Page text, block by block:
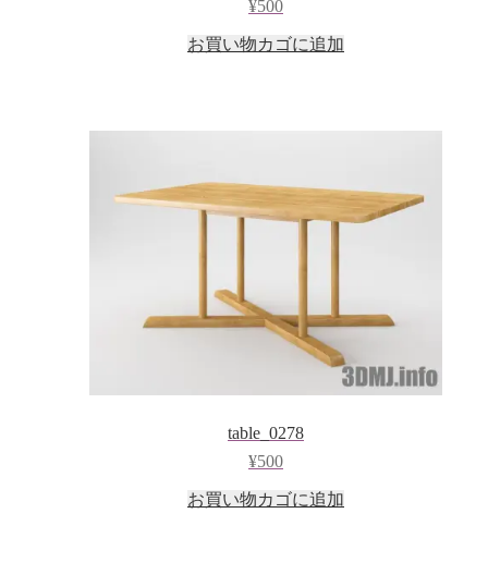
¥500
お買い物カゴに追加
table_0278
¥500
お買い物カゴに追加